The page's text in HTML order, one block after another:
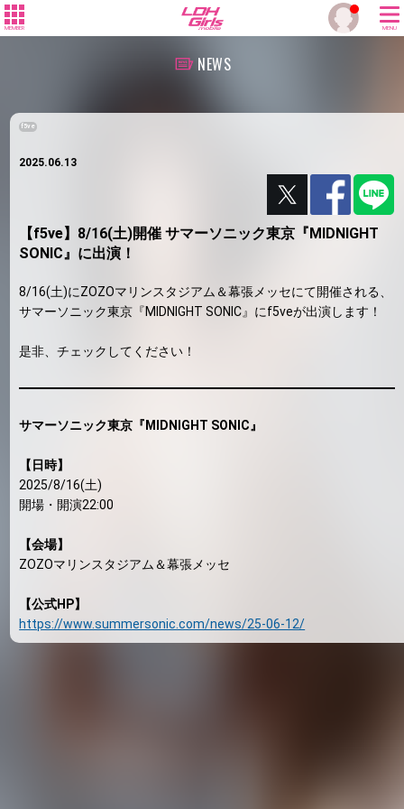
MEMBER MENU
NEWS
f5ve
2025.06.13
【f5ve】8/16(土)開催 サマーソニック東京『MIDNIGHT
SONIC』に出演！
8/16(土)にZOZOマリンスタジアム＆幕張メッセにて開催される、
サマーソニック東京『MIDNIGHT SONIC』にf5veが出演します！
是非、チェックしてください！
サマーソニック東京『MIDNIGHT SONIC』
【日時】
2025/8/16(土)
開場・開演22:00
【会場】
ZOZOマリンスタジアム＆幕張メッセ
【公式HP】
https://www.summersonic.com/news/25-06-12/